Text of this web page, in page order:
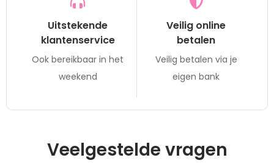
Uitstekende
klantenservice
Ook bereikbaar in het
weekend
Veilig online
betalen
Veilig betalen via je
eigen bank
Veelgestelde vragen